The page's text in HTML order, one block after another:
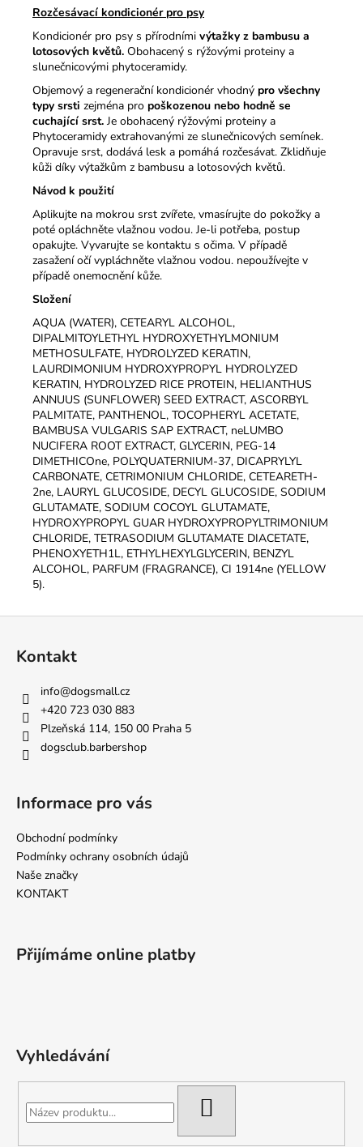
Rozčesávací kondicionér pro psy
Kondicionér pro psy s přírodními výtažky z bambusu a
lotosových květů. Obohacený s rýžovými proteiny a
slunečnicovými phytoceramidy.
Objemový a regenerační kondicionér vhodný pro všechny
typy srsti zejména pro poškozenou nebo hodně se
cuchající srst. Je obohacený rýžovými proteiny a
Phytoceramidy extrahovanými ze slunečnicových semínek.
Opravuje srst, dodává lesk a pomáhá rozčesávat. Zklidňuje
kůži díky výtažkům z bambusu a lotosových květů.
Návod k použití
Aplikujte na mokrou srst zvířete, vmasírujte do pokožky a
poté opláchněte vlažnou vodou. Je-li potřeba, postup
opakujte. Vyvarujte se kontaktu s očima. V případě
zasažení očí vypláchněte vlažnou vodou. nepoužívejte v
případě onemocnění kůže.
Složení
AQUA (WATER), CETEARYL ALCOHOL,
DIPALMITOYLETHYL HYDROXYETHYLMONIUM
METHOSULFATE, HYDROLYZED KERATIN,
LAURDIMONIUM HYDROXYPROPYL HYDROLYZED
KERATIN, HYDROLYZED RICE PROTEIN, HELIANTHUS
ANNUUS (SUNFLOWER) SEED EXTRACT, ASCORBYL
PALMITATE, PANTHENOL, TOCOPHERYL ACETATE,
BAMBUSA VULGARIS SAP EXTRACT, neLUMBO
NUCIFERA ROOT EXTRACT, GLYCERIN, PEG-14
DIMETHICOne, POLYQUATERNIUM-37, DICAPRYLYL
CARBONATE, CETRIMONIUM CHLORIDE, CETEARETH-
2ne, LAURYL GLUCOSIDE, DECYL GLUCOSIDE, SODIUM
GLUTAMATE, SODIUM COCOYL GLUTAMATE,
HYDROXYPROPYL GUAR HYDROXYPROPYLTRIMONIUM
CHLORIDE, TETRASODIUM GLUTAMATE DIACETATE,
PHENOXYETH1L, ETHYLHEXYLGLYCERIN, BENZYL
ALCOHOL, PARFUM (FRAGRANCE), CI 1914ne (YELLOW
5).
Kontakt
info@dogsmall.cz
+420 723 030 883
Plzeňská 114, 150 00 Praha 5
dogsclub.barbershop
Informace pro vás
Obchodní podmínky
Podmínky ochrany osobních údajů
Naše značky
KONTAKT
Přijímáme online platby
Vyhledávání